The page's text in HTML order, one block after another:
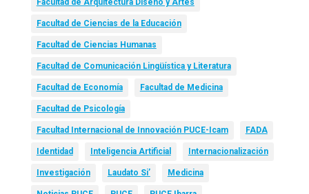
Facultad de Arquitectura Diseño y Artes
Facultad de Ciencias de la Educación
Facultad de Ciencias Humanas
Facultad de Comunicación Lingüística y Literatura
Facultad de Economía Facultad de Medicina
Facultad de Psicología
Facultad Internacional de Innovación PUCE-Icam FADA
Identidad Inteligencia Artificial Internacionalización
Investigación Laudato Si’ Medicina